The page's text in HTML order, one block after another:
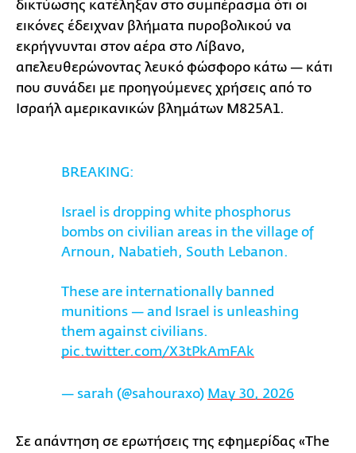
δικτύωσης κατέληξαν στο συμπέρασμα ότι οι
εικόνες έδειχναν βλήματα πυροβολικού να
εκρήγνυνται στον αέρα στο Λίβανο,
απελευθερώνοντας λευκό φώσφορο κάτω — κάτι
που συνάδει με προηγούμενες χρήσεις από το
Ισραήλ αμερικανικών βλημάτων M825A1.
BREAKING:
Israel is dropping white phosphorus
bombs on civilian areas in the village of
Arnoun, Nabatieh, South Lebanon.
These are internationally banned
munitions — and Israel is unleashing
them against civilians.
pic.twitter.com/X3tPkAmFAk
— sarah (@sahouraxo) May 30, 2026
Σε απάντηση σε ερωτήσεις της εφημερίδας «The